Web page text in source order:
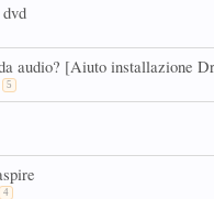
audio? [Aiuto installazione
5
4